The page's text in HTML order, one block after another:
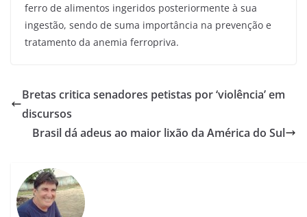
ferro de alimentos ingeridos posteriormente à sua
ingestão, sendo de suma importância na prevenção e
tratamento da anemia ferropriva.
Bretas critica senadores petistas por ‘violência’ em
discursos
Brasil dá adeus ao maior lixão da América do Sul